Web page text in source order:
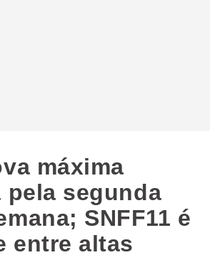
máxima
segunda
SNFF11 é
entre altas